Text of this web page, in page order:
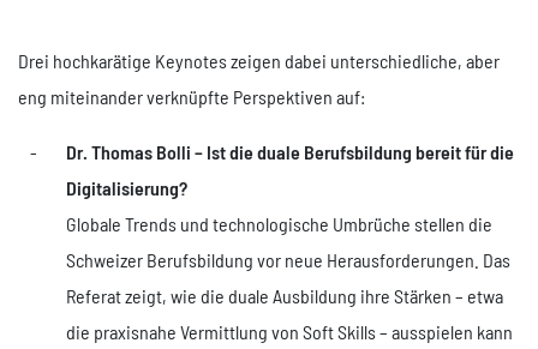
Unternehmen
Offene Stellen
Events
Referenzen
Kontakt
Drei hochkarätige Keynotes zeigen dabei unterschiedliche, aber
eng miteinander verknüpfte Perspektiven auf:
Dr. Thomas Bolli – Ist die duale Berufsbildung bereit für die
Digitalisierung?
Globale Trends und technologische Umbrüche stellen die
Schweizer Berufsbildung vor neue Herausforderungen. Das
Referat zeigt, wie die duale Ausbildung ihre Stärken – etwa
die praxisnahe Vermittlung von Soft Skills – ausspielen kann